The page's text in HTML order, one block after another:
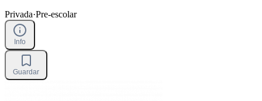
Privada·Pre-escolar
Info
Guardar